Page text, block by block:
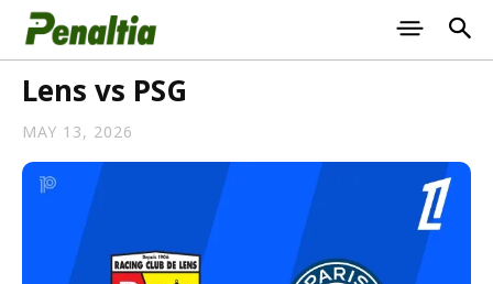
Lens vs PSG
MAY 13, 2026